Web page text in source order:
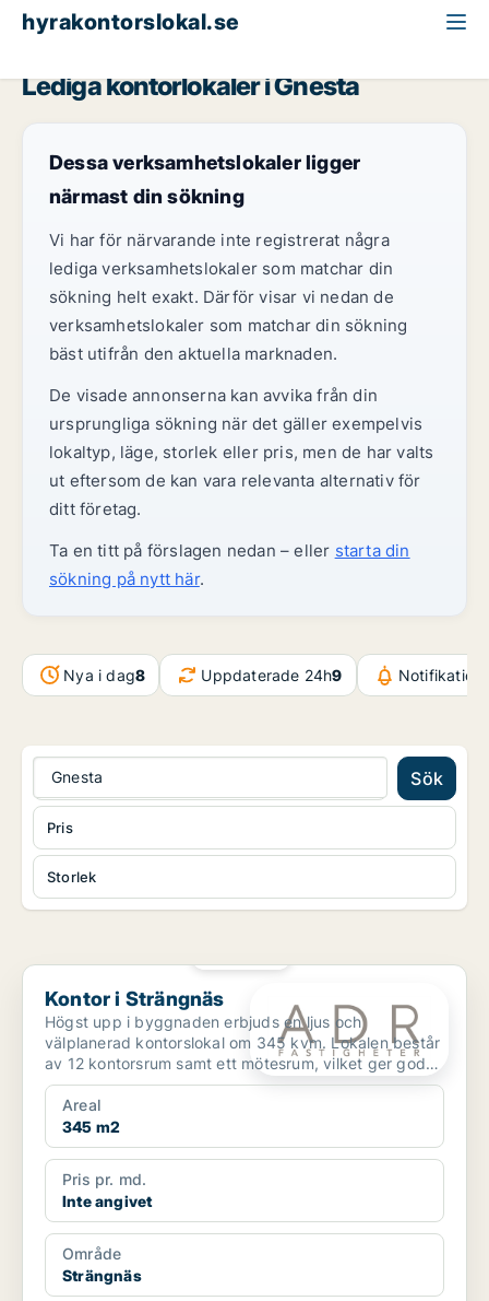
hyrakontorslokal.se
Lediga kontorlokaler i Gnesta
Dessa verksamhetslokaler ligger
närmast din sökning
Vi har för närvarande inte registrerat några
lediga verksamhetslokaler som matchar din
sökning helt exakt. Därför visar vi nedan de
verksamhetslokaler som matchar din sökning
bäst utifrån den aktuella marknaden.
De visade annonserna kan avvika från din
ursprungliga sökning när det gäller exempelvis
lokaltyp, läge, storlek eller pris, men de har valts
ut eftersom de kan vara relevanta alternativ för
ditt företag.
Ta en titt på förslagen nedan – eller starta din
sökning på nytt här.
Nya i dag8 Uppdaterade 24h9
Gnesta Sök
Storlek
Pris
Kontor i Strängnäs
Kontor i Strängnäs
Högst upp i byggnaden erbjuds en ljus och
välplanerad kontorslokal om 345 kvm. Lokalen består
av 12 kontorsrum samt ett mötesrum, vilket ger goda
möjligheter...
Areal
345 m2
Pris pr. md.
Inte angivet
Område
Strängnäs